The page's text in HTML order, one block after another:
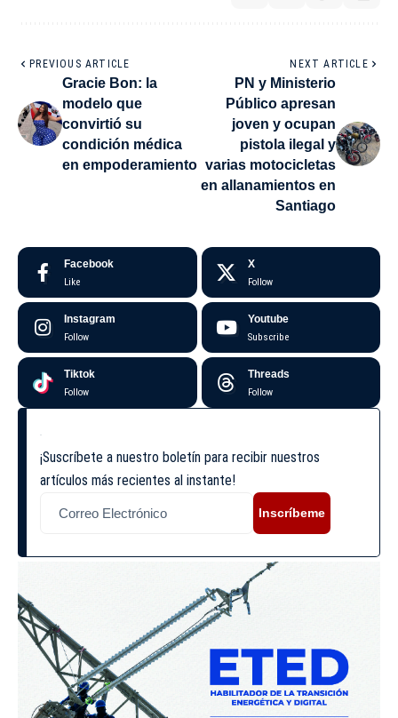
PREVIOUS ARTICLE
Gracie Bon: la
modelo que
convirtió su
condición médica
en empoderamiento
NEXT ARTICLE
PN y Ministerio
Público apresan
joven y ocupan
pistola ilegal y
varias motocicletas
en allanamientos en
Santiago
Facebook
Like
X
Follow
Instagram
Follow
Youtube
Subscribe
Tiktok
Follow
Threads
Follow
¡Suscríbete a nuestro boletín para recibir nuestros
artículos más recientes al instante!
Inscríbeme